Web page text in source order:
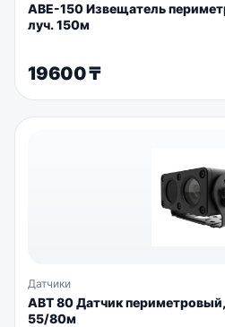
АВЕ-150 Извещатель
луч. 150м
19600₸
Датчики
АВТ 80 Датчик
55/80м